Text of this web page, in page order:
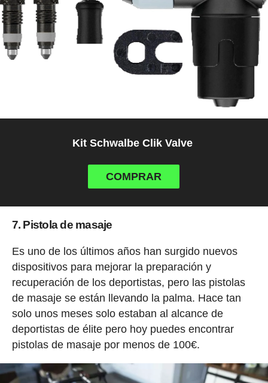
Kit Schwalbe Clik Valve
COMPRAR
7. Pistola de masaje
Es uno de los últimos años han surgido nuevos
dispositivos para mejorar la preparación y
recuperación de los deportistas, pero las pistolas
de masaje se están llevando la palma. Hace tan
solo unos meses solo estaban al alcance de
deportistas de élite pero hoy puedes encontrar
pistolas de masaje por menos de 100€.